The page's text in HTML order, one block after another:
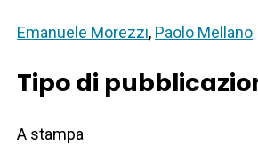
Emanuele Morezzi, Paolo Mellano
Tipo di
A stampa